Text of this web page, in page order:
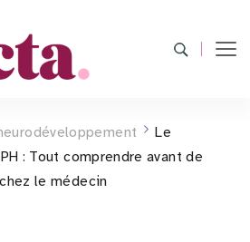
Le
: Tout comprendre avant de
le médecin